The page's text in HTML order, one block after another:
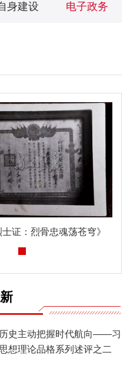
身建设 电子政务
士证：烈骨忠魂荡苍穹》
史主动把握时代航向——习
想理论品格系列述评之二